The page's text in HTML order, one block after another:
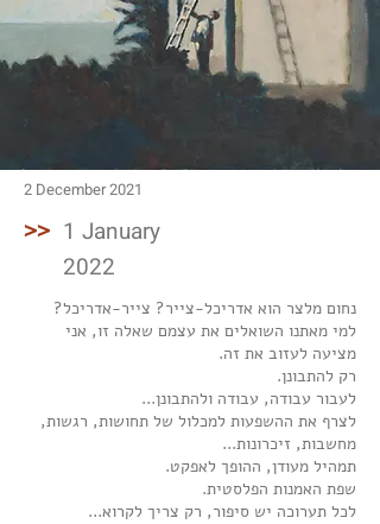
2 December 2021
>> 1 January
2022
נחום מלצר הוא אדריכל-צייר? צייר-אדריכל?
למי מאתנו השואלים את עצמם שאלה זו, אני
מציעה לעזוב את זה.
רק להתבונן.
לעבור עבודה, עבודה ולהתבונן...
לצרף את ההשפעות למכלול של תחושות, רגשות,
מחשבות, זיכרונות...
תמהיל מעודן, ההופך לאפקט.
שפת האמנות הפלסטית.
לכל תערוכה יש סיפור, רק צריך לקרוא...